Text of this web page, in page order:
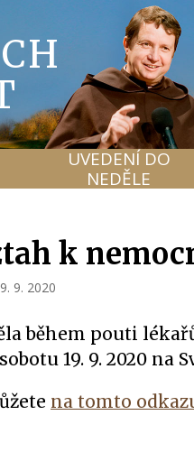
UVEDENÍ DO
NEDĚLE
k
9. 2020
během pouti
19. 9. 2020 na
na tomto